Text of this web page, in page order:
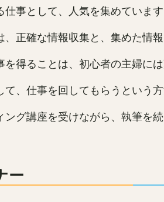
事として、人気を集めています
正確な情報収集と、集めた情
を得ることは、初心者の主婦には
、仕事を回してもらうという
グ講座を受けながら、執筆を
ー